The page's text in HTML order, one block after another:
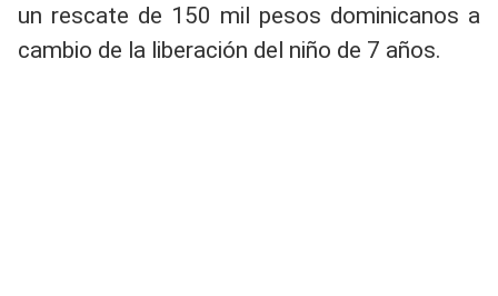
un rescate de 150 mil pesos dominicanos a
cambio de la liberación del niño de 7 años.